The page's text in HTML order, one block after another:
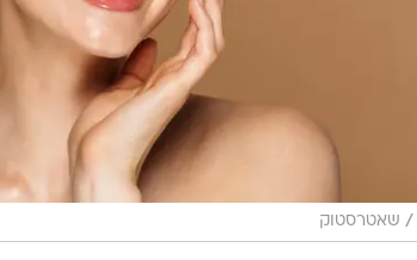
/ שאטרסטוק